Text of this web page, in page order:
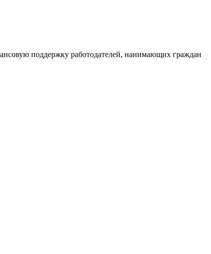
поддержку работодателей, нанимающих граждан